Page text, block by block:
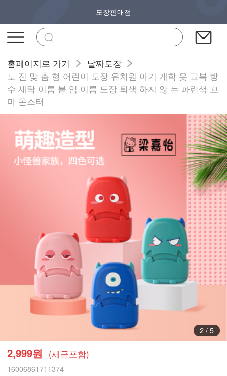
도장판매점
홈페이지로 가기
날짜도장
노 진 맞 춤 형 어린이 도장 유치원 아기 개학 옷 교복 방
수 세탁 이름 붙 임 이름 도장 퇴색 하지 않 는 파란색 꼬
마 몬스터
3/ 5
2,999원 (세금포함)
16006861711374